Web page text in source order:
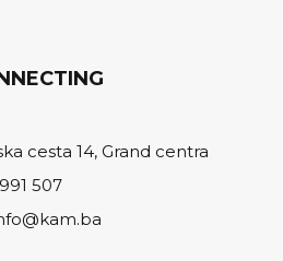
cesta 14, Grand centra
507